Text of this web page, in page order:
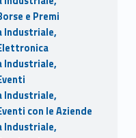
e Premi
Industriale,
Industriale,
Industriale,
con le Aziende
Industriale,